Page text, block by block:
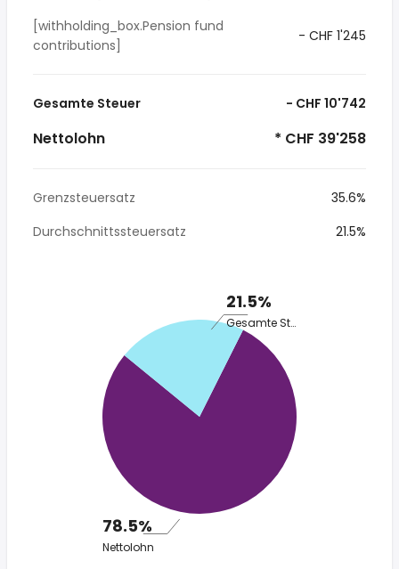
[withholding_box.Pension fund
contributions]
- CHF 1'245
Gesamte Steuer - CHF 10'742
Nettolohn * CHF 39'258
Grenzsteuersatz
35.6%
Durchschnittssteuersatz
21.5%
21.5%
Gesamte Steuer
78.5%
Nettolohn